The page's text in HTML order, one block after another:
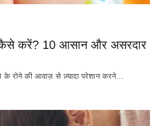
कैसे करें? 10 आसान और असरदार
के रोने की आवाज़ से ज़्यादा परेशान करने…